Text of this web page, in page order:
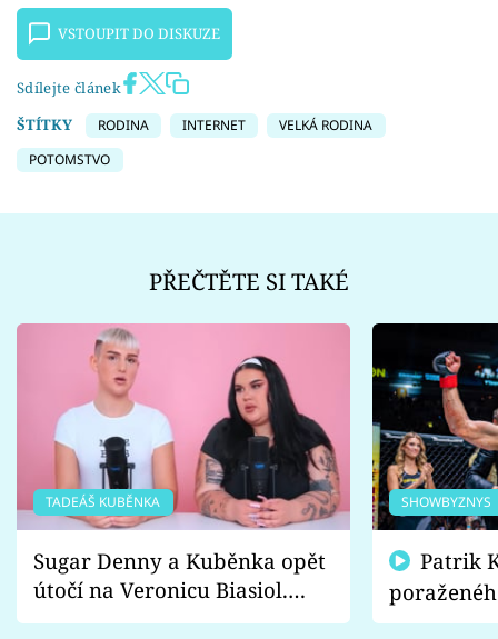
VSTOUPIT DO DISKUZE
Sdílejte článek
ŠTÍTKY
RODINA INTERNET
VELKÁ RODINA
POTOMSTVO
PŘEČTĚTE SI TAKÉ
TADEÁŠ KUBĚNKA
Sugar Denny a Kuběnka opět
útočí na Veronicu Biasiol.
Proč je podle nich falešná a
SHOWBYZNYS
fanoušci